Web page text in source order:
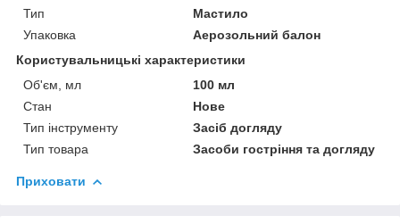
Тип
Мастило
Упаковка
Аерозольний балон
Користувальницькі характеристики
Об'єм, мл
100 мл
Стан
Нове
Тип інструменту
Засіб догляду
Тип товара
Засоби гостріння та догляду
Приховати